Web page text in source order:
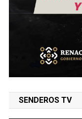
SENDEROS TV